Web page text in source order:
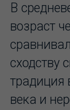
В
возраст
сходству
традиция
века и